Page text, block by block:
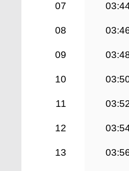
07
08
09
10
11
12
13